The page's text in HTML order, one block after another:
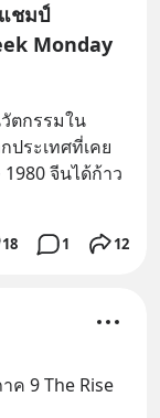
ชมป์
Monday
ตกรรมใน
ประเทศที่เคย
จีนได้ก้าว
18 1 12
ค 9 The Rise